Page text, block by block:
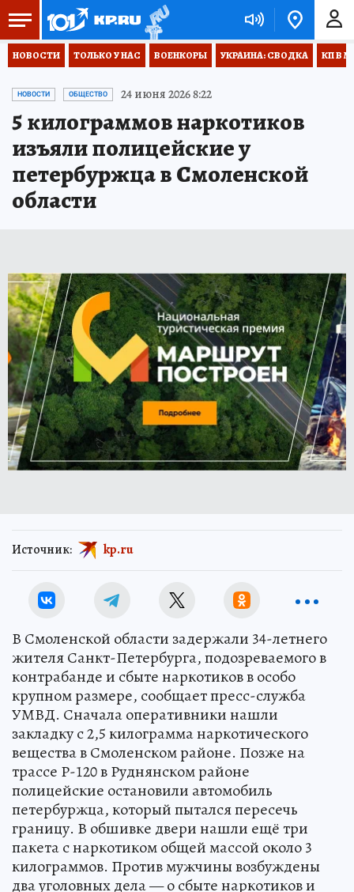
НОВОСТИ ТОЛЬКО У НАС ВОЕНКОРЫ УКРАИНА: СВОДКА КП В
НОВОСТИ ОБЩЕСТВО 24 июня 2026 8:22
5 килограммов наркотиков
изъяли полицейские у
петербуржца в Смоленской
области
Источник: kp.ru
В Смоленской области задержали 34-летнего
жителя Санкт-Петербурга, подозреваемого в
контрабанде и сбыте наркотиков в особо
крупном размере, сообщает пресс-служба
УМВД. Сначала оперативники нашли
закладку с 2,5 килограмма наркотического
вещества в Смоленском районе. Позже на
трассе Р-120 в Руднянском районе
полицейские остановили автомобиль
петербуржца, который пытался пересечь
границу. В обшивке двери нашли ещё три
пакета с наркотиком общей массой около 3
килограммов. Против мужчины возбуждены
два уголовных дела — о сбыте наркотиков и